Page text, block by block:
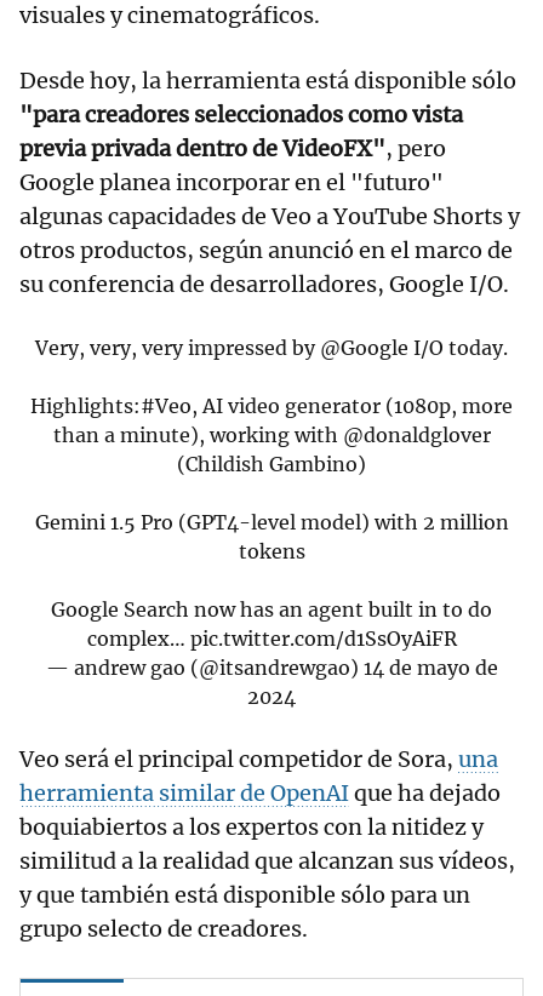
visuales y cinematográficos.
Desde hoy, la herramienta está disponible sólo
"para creadores seleccionados como vista
previa privada dentro de VideoFX", pero
Google planea incorporar en el "futuro"
algunas capacidades de Veo a YouTube Shorts y
otros productos, según anunció en el marco de
su conferencia de desarrolladores, Google I/O.
Very, very, very impressed by @Google I/O today.
Highlights:#Veo, AI video generator (1080p, more
than a minute), working with @donaldglover
(Childish Gambino)
Gemini 1.5 Pro (GPT4-level model) with 2 million
tokens
Google Search now has an agent built in to do
complex… pic.twitter.com/d1SsOyAiFR
— andrew gao (@itsandrewgao) 14 de mayo de
2024
Veo será el principal competidor de Sora, una
herramienta similar de OpenAIque ha dejado
boquiabiertos a los expertos con la nitidez y
similitud a la realidad que alcanzan sus vídeos,
y que también está disponible sólo para un
grupo selecto de creadores.